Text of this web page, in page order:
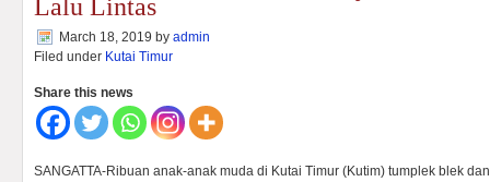
Lalu Lintas
March 18, 2019 by admin
Filed under Kutai Timur
Share this news
SANGATTA-Ribuan anak-anak muda di Kutai Timur (Kutim) tumplek blek